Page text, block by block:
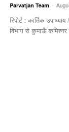
Parvatjan Team -
रिपोर्ट : कार्तिक
विभाग से कुमाऊँ कमिश्नर